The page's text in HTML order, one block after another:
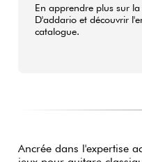
En apprendre plus sur
D'addario et découvrir
catalogue.
Ancrée dans l'expertise